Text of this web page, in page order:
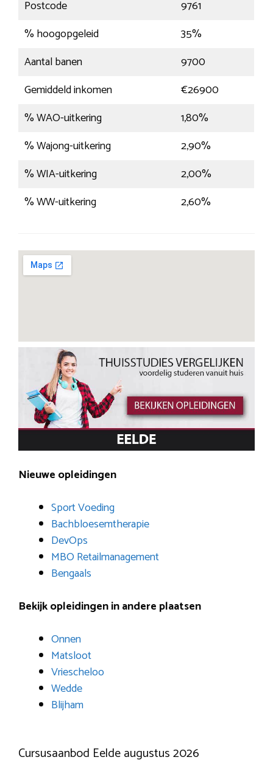
Postcode
9761
% hoogopgeleid
35%
Aantal banen
9700
Gemiddeld inkomen
€26900
% WAO-uitkering
1,80%
% Wajong-uitkering
2,90%
% WIA-uitkering
2,00%
% WW-uitkering
2,60%
Nieuwe opleidingen
Sport Voeding
Bachbloesemtherapie
DevOps
MBO Retailmanagement
Bengaals
Bekijk opleidingen in andere plaatsen
Onnen
Matsloot
Vriescheloo
Wedde
Blijham
Cursusaanbod Eelde augustus 2026